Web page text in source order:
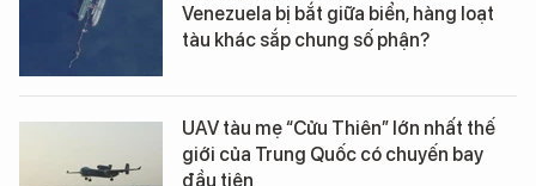
Venezuela bị bắt giữa biển, hàng loạt
tàu khác sắp chung số phận?
UAV tàu mẹ “Cửu Thiên” lớn nhất thế
giới của Trung Quốc có chuyến bay
đầu tiên